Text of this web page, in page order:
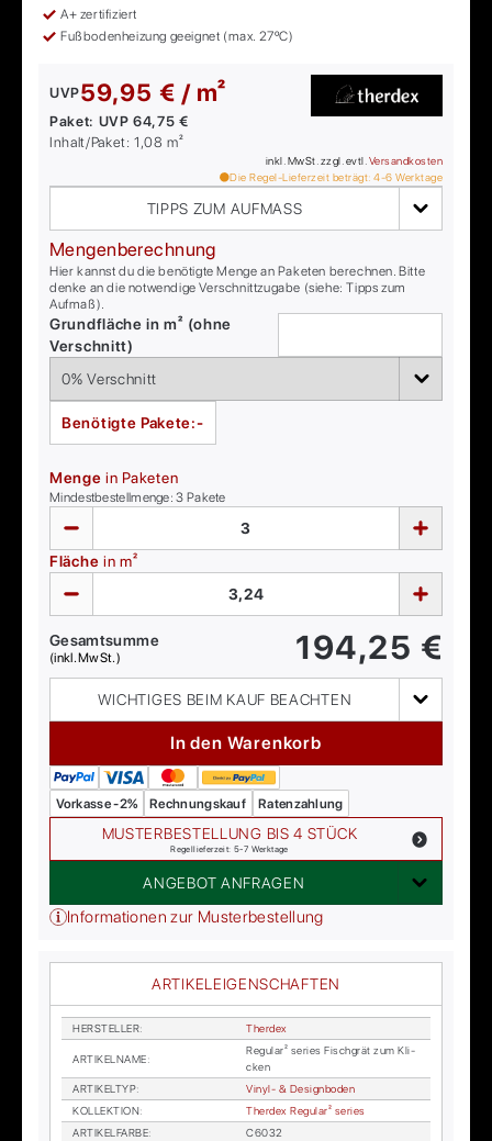
A+ zertifiziert
Fußbodenheizung geeignet (max. 27ºC)
UVP59,95 € / m²
Paket: UVP64,75 €
Inhalt/Paket:1,08 m²
inkl. MwSt. zzgl. evtl. Versandkosten
Die Regel-Lieferzeit beträgt: 4-6 Werktage
TIPPS ZUM AUFMASS
Mengenberechnung
Hier kannst du die benötigte Menge an Paketen berechnen. Bitte
denke an die notwendige Verschnittzugabe (siehe: Tipps zum
Aufmaß).
Grundfläche in m² (ohne
Verschnitt)
Benötigte Pakete:-
Menge in Paketen
Mindestbestellmenge:3 Pakete
Fläche in m²
Gesamtsumme
(inkl. MwSt.) 194,25 €
WICHTIGES BEIM KAUF BEACHTEN
In den Warenkorb
Vorkasse -2% Rechnungskauf Ratenzahlung
MUSTERBESTELLUNG BIS 4 STÜCK
Regellieferzeit: 5-7 Werktage
ANGEBOT ANFRAGEN
Informationen zur Musterbestellung
ARTIKELEIGENSCHAFTEN
HER­STEL­LER: Therdex
AR­TI­KEL­NA­ME:
Re­gu­lar² se­ries Fisch­grät zum Kli­
cken
AR­TI­KEL­TYP:
Vi­nyl- & De­sign­bo­den
KOL­LEK­TI­ON:
Therdex Re­gu­lar² se­ries
AR­TI­KEL­FAR­BE:
C6032